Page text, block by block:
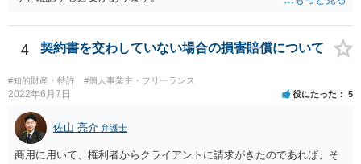
4 契約書を交わしていない場合の損害賠償について
#知的財産・特許 #個人事業主・フリーランス
2022年6月7日 役にたった 5
佐山 亮介 弁護士
商用に用いて、権利者からクライアントに請求がきたのであれば、そ